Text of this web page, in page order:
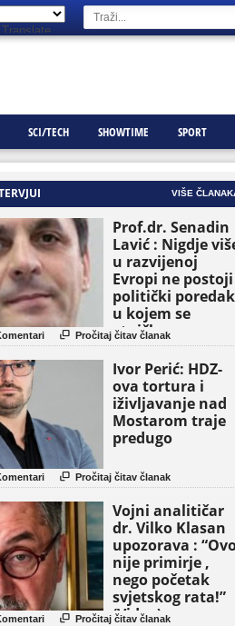
Translate
SCI/TECH SHOWTIME SPORT
VIŠE
Prof.dr. Senadin
Lavić : Nigdje
u razvijenoj
Evropi ne postoji
politički poredak
u kojem se
etničke grupe
pojavljuju kao
osnovne političke
jedinice
 Pročitaj čitav članak
Ivor Perić: HDZ-
ova tortura i
iživljavanje nad
Mostarom traje
predugo
 Pročitaj čitav članak
Vojni analitičar
dr. Vilko Klasan
upozorava :
nije primirje ,
nego početak
svjetskog rata!”
(Video)
 Pročitaj čitav članak